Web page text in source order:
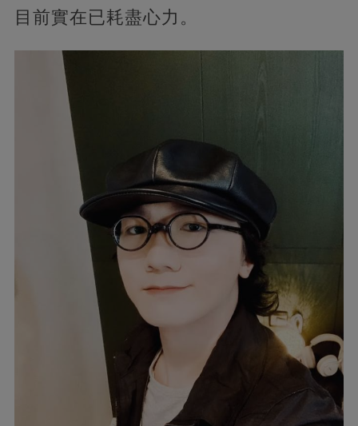
目前實在已耗盡心力。